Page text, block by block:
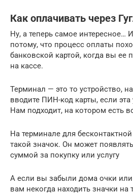
Как оплачивать через
Ну, а теперь самое интересное…
потому, что процесс оплаты
банковской картой, когда вы ее
на кассе.
Терминал — это то устройство,
вводите ПИН-код карты, если эта
Нам подходит, на котором есть
На терминале для
такой значок. Он может
суммой за покупку или услугу
А если вы забыли дома очки или
вам некогда находить значки на